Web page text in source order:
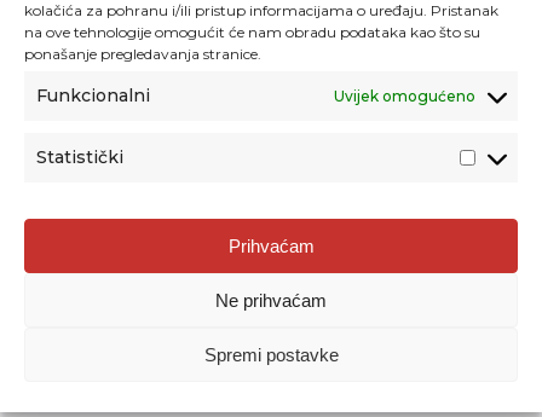
kolačića za pohranu i/ili pristup informacijama o uređaju. Pristanak
na ove tehnologije omogućit će nam obradu podataka kao što su
ponašanje pregledavanja stranice.
Funkcionalni Uvijek omogućeno
Statistički
Prihvaćam
Ne prihvaćam
Spremi postavke
Agencija za odgoj i obrazovanje
Donje Svetice 38, 10000 Zagreb
1778129
Prenošenje sadržaja dopušteno je uz navođenje izvora.